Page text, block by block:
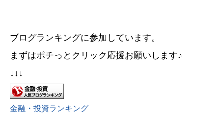
ブログランキングに参加しています。
まずはポチっとクリック応援お願いします♪
↓↓↓
金融・投資ランキング